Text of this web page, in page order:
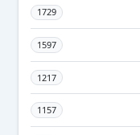
1729
1597
1217
1157